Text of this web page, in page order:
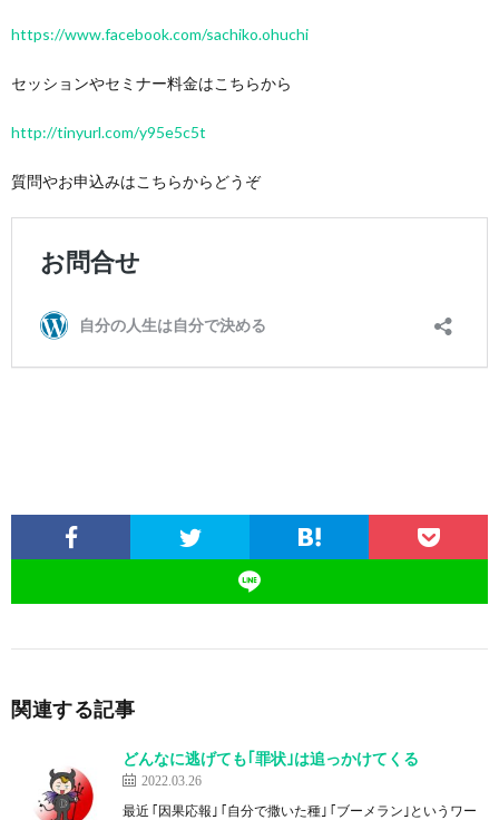
https://www.facebook.com/sachiko.ohuchi
セッションやセミナー料金はこちらから
http://tinyurl.com/y95e5c5t
質問やお申込みはこちらからどうぞ
関連する記事
どんなに逃げても｢罪状｣は追っかけてくる
2022.03.26
最近 ｢因果応報｣ ｢自分で撒いた種｣ ｢ブーメラン｣というワー